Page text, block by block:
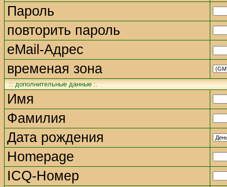
Пароль
повторить пароль
eMail-Адрес
временая зона
:: дополнительные данные :.
Имя
Фамилия
Дата рождения
Homepage
ICQ-Номер